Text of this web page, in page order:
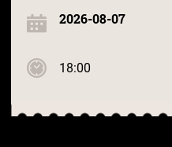
2026-08-07
18:00